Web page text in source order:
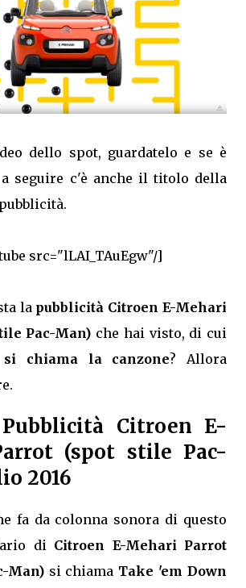
dello spot, guardatelo e se è
seguire c'è anche il titolo della
src="lLAI_TAuEgw"/]
la pubblicità Citroen E-Mehari
Pac-Man) che hai visto, di cui
si chiama la canzone? Allora
Pubblicità Citroen E-
(spot stile Pac-
2016
fa da colonna sonora di questo
di Citroen E-Mehari Parrot
Man)si chiama Take 'em Down